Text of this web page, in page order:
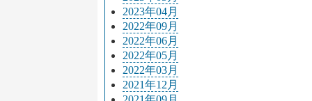
2023年04月
2022年09月
2022年06月
2022年05月
2022年03月
2021年12月